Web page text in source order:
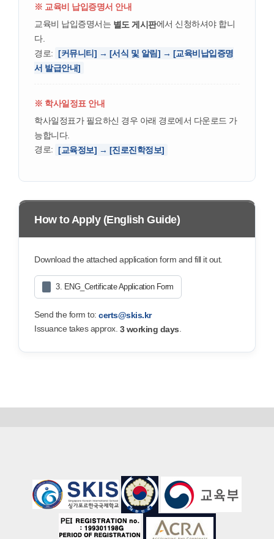
※ 교육비 납입증명서 안내
교육비 납입증명서는 별도 게시판에서 신청하셔야 합니
다.
경로: [커뮤니티] → [서식 및 알림] → [교육비납입증명
서 발급안내]
※ 학사일정표 안내
학사일정표가 필요하신 경우 아래 경로에서 다운로드 가
능합니다.
경로: [교육정보] → [진로진학정보]
How to Apply (English Guide)
Download the attached application form and fill it out.
3. ENG_Certificate Application Form
Send the form to: certs@skis.kr
Issuance takes approx. 3 working days.